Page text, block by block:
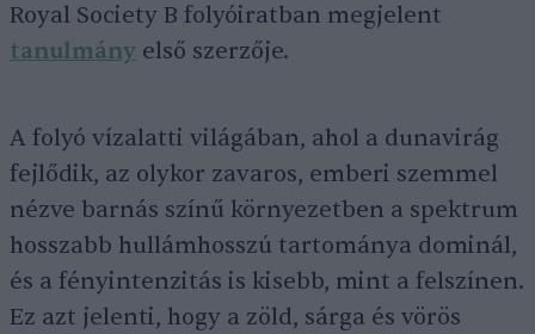
Royal Society B folyóiratban megjelent
tanulmány első szerzője.
A folyó vízalatti világában, ahol a dunavirág
fejlődik, az olykor zavaros, emberi szemmel
nézve barnás színű környezetben a spektrum
hosszabb hullámhosszú tartománya dominál,
és a fényintenzitás is kisebb, mint a felszínen.
Ez azt jelenti, hogy a zöld, sárga és vörös